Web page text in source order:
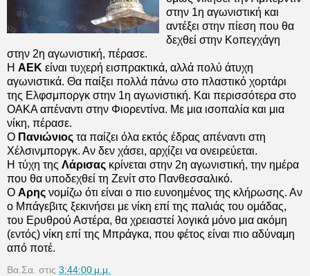
στην 1η αγωνιστική και
αντέξει στην πίεση που θα
δεχθεί στην Κοπεγχάγη
στην 2η αγωνιστική, πέρασε.
Η ΑΕΚ είναι τυχερή εισπρακτικά, αλλά πολύ άτυχη
αγωνιστικά. Θα παίξει πολλά πάνω στο πλαστικό χορτάρι
της Ελφσμποργκ στην 1η αγωνιστική. Και περισσότερα στο
ΟΑΚΑ απέναντι στην Φιορεντίνα. Με μια ισοπαλία και μια
νίκη, πέρασε.
Ο Πανιώνιος τα παίζει όλα εκτός έδρας απέναντι στη
Χέλσινμποργκ. Αν δεν χάσει, αρχίζει να ονειρεύεται.
Η τύχη της Λάρισας κρίνεται στην 2η αγωνιστική, την ημέρα
που θα υποδεχθεί τη Ζενίτ στο Πανθεσσαλικό.
Ο Αρης νομίζω ότι είναι ο πιο ευνοημένος της κλήρωσης. Αν
ο Μπάγεβιτς ξεκινήσει με νίκη επί της παλιάς του ομάδας,
του Ερυθρού Αστέρα, θα χρειαστεί λογικά μόνο μια ακόμη
(εντός) νίκη επί της Μπράγκα, που φέτος είναι πιο αδύναμη
από ποτέ.
Βα.Σα. στις 3:44:00 μ.μ.